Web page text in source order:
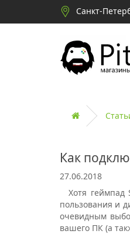
Санкт-
Как
27.06.2018
Хотя геймпад
пользования и
очевидным
вашего ПК (а